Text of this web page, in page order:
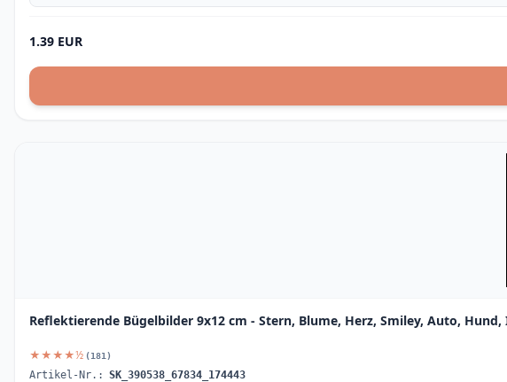
1.39 EUR
Reflektierende Bügelbilder 9x12 cm - Stern, Blume, Herz, Smiley, Auto,
★★★★½ (181)
Artikel-Nr.: SK_390538_67834_174443